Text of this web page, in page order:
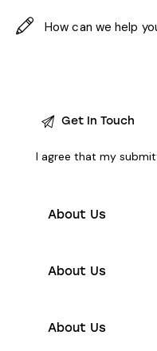
I agree that my
About Us
About Us
About Us